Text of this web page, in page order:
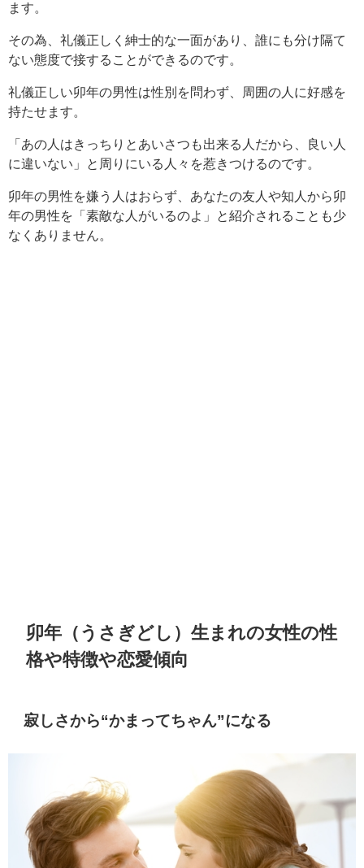
ます。
その為、礼儀正しく紳士的な一面があり、誰にも分け隔て
ない態度で接することができるのです。
礼儀正しい卯年の男性は性別を問わず、周囲の人に好感を
持たせます。
「あの人はきっちりとあいさつも出来る人だから、良い人
に違いない」と周りにいる人々を惹きつけるのです。
卯年の男性を嫌う人はおらず、あなたの友人や知人から卯
年の男性を「素敵な人がいるのよ」と紹介されることも少
なくありません。
卯年（うさぎどし）生まれの女性の性
格や特徴や恋愛傾向
寂しさから“かまってちゃん”になる